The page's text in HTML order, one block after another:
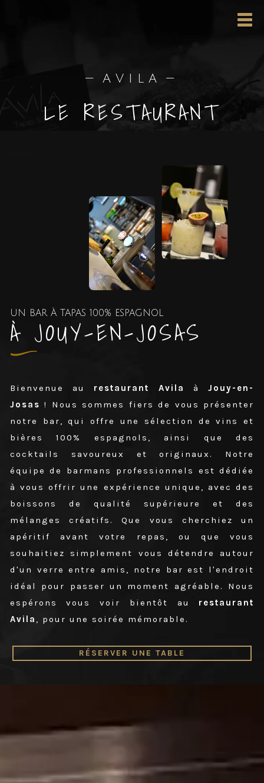
—A V I L A —
LE RESTAURANT
UN BAR À TAPAS 100% ESPAGNOL
À JOUY-EN-JOSAS
Bienvenue au restaurant Avila àJouy-en-
Josas ! Nous sommes fiers de vous présenter
notre bar, qui offre une sélection de vins et
bières 100% espagnols, ainsi que des
cocktails savoureux et originaux. Notre
équipe de barmans professionnels est dédiée
à vous offrir une expérience unique, avec des
boissons de qualité supérieure et des
mélanges créatifs. Que vous cherchiez un
apéritif avant votre repas, ou que vous
souhaitiez simplement vous détendre autour
d'un verre entre amis, notre bar est l'endroit
idéal pour passer un moment agréable. Nous
espérons vous voir bientôt au restaurant
Avila , pour une soirée mémorable.
RÉSERVER UNE TABLE